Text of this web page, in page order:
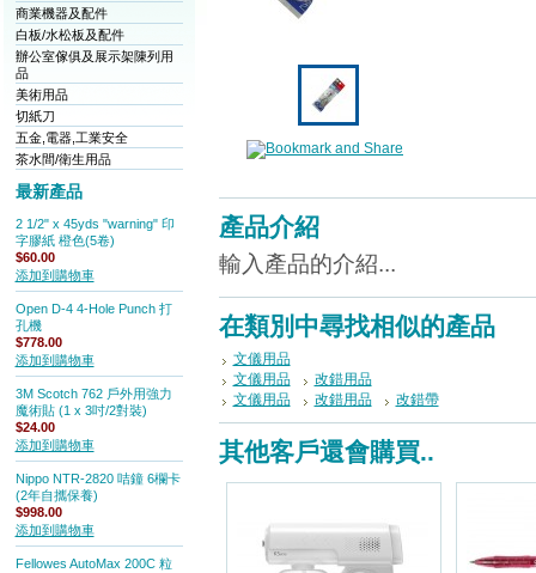
商業機器及配件
白板/水松板及配件
辦公室傢俱及展示架陳列用
品
美術用品
切紙刀
五金,電器,工業安全
茶水間/衛生用品
最新產品
2 1/2" x 45yds "warning" 印
字膠紙 橙色(5卷)
$60.00
添加到購物車
Open D-4 4-Hole Punch 打
孔機
$778.00
添加到購物車
3M Scotch 762 戶外用強力
魔術貼 (1 x 3吋/2對裝)
$24.00
添加到購物車
Nippo NTR-2820 咭鐘 6欄卡
(2年自攜保養)
$998.00
添加到購物車
Fellowes AutoMax 200C 粒
產品介紹
輸入產品的介紹...
在類別中尋找相似的產品
文儀用品
文儀用品
改錯用品
文儀用品
改錯用品 改錯帶
其他客戶還會購買..